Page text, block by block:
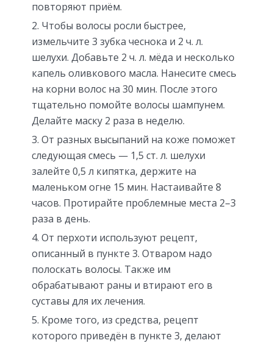
повторяют приём.
Чтобы волосы росли быстрее,
измельчите 3 зубка чеснока и 2 ч. л.
шелухи. Добавьте 2 ч. л. мёда и несколько
капель оливкового масла. Нанесите смесь
на корни волос на 30 мин. После этого
тщательно помойте волосы шампунем.
Делайте маску 2 раза в неделю.
От разных высыпаний на коже поможет
следующая смесь — 1,5 ст. л. шелухи
залейте 0,5 л кипятка, держите на
маленьком огне 15 мин. Настаивайте 8
часов. Протирайте проблемные места 2–3
раза в день.
От перхоти используют рецепт,
описанный в пункте 3. Отваром надо
полоскать волосы. Также им
обрабатывают раны и втирают его в
суставы для их лечения.
Кроме того, из средства, рецепт
которого приведён в пункте 3, делают